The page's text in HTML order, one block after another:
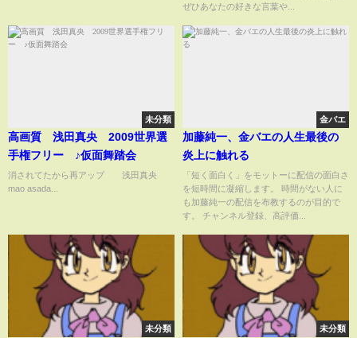
ぜひあなたの好きな言葉や...
未分類
高画質 浅田真央 2009世界選
手権フリー ♪仮面舞踏会
消されてたから再アップ 浅田真央
mao asada...
金バエ
加藤純一、金バエの人生最後の
炎上に触れる
「短く面白く」をモットーに配信の面白さ
を短時間に凝縮します。 時間がない人に
も加藤純一の配信を布教するのが目的で
す。 チャンネル登録、高評価...
未分類 未分類